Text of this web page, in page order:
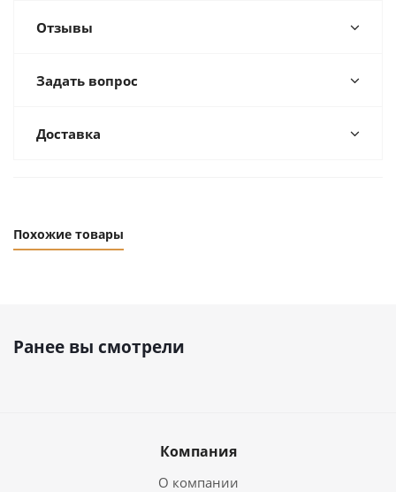
Отзывы
Задать вопрос
Доставка
Похожие товары
Ранее вы смотрели
Компания
О компании